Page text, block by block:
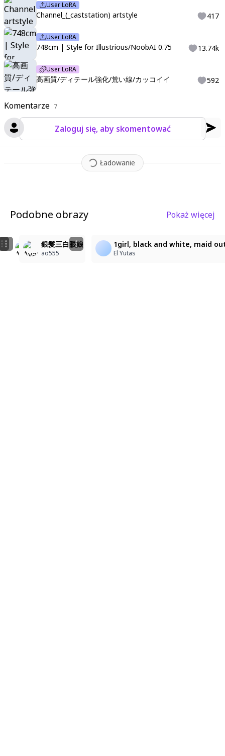
Komentarze 7
Zaloguj się, aby skomentować
Ładowanie
User LoRA
Channel_(_caststation) artstyle 417
User LoRA
748cm | Style for Illustrious/NoobAI 0.75 13.74k
User LoRA
高画質/ディテール強化/荒い線/カッコイイ 592
Podobne obrazy Pokaż więcej
faust\(project_moon\), 1girl, masterpiece, best
被布小戦/hifuwoka
faust\(project_moon\), 1girl, masterpiece, best
被布小戦/hifuwoka
銀髪三白眼娘
ao555
1girl, black and white, maid
El Yutas